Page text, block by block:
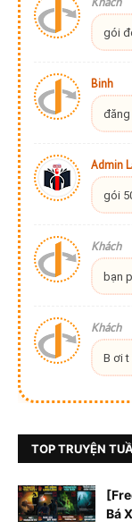
gói
Binh
đăng
Admin
gói
Khách
bạn
Khách
B ơi t
TOP TRUYỆN
Bá